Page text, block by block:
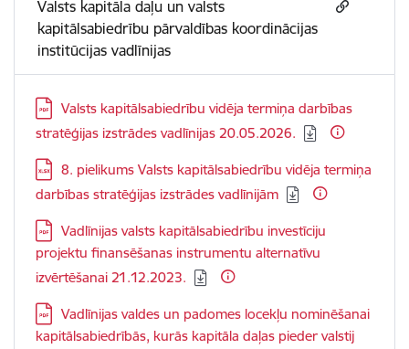
Valsts kapitāla daļu un valsts
kapitālsabiedrību pārvaldības koordinācijas
institūcijas vadlīnijas
Lejupielādēt:
Valsts kapitālsabiedrību vidēja termiņa darbības
stratēģijas izstrādes vadlīnijas 20.05.2026.
Lejupielādēt:
8. pielikums Valsts kapitālsabiedrību vidēja termiņa
darbības stratēģijas izstrādes vadlīnijām
Lejupielādēt:
Vadlīnijas valsts kapitālsabiedrību investīciju
projektu finansēšanas instrumentu alternatīvu
izvērtēšanai 21.12.2023.
Lejupielādēt:
Vadlīnijas valdes un padomes locekļu nominēšanai
kapitālsabiedrībās, kurās kapitāla daļas pieder valstij